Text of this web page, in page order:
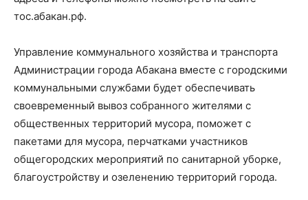
тос.абакан.рф.
Управление коммунального хозяйства и транспорта
Администрации города Абакана вместе с городскими
коммунальными службами будет обеспечивать
своевременный вывоз собранного жителями с
общественных территорий мусора, поможет с
пакетами для мусора, перчатками участников
общегородских мероприятий по санитарной уборке,
благоустройству и озеленению территорий города.